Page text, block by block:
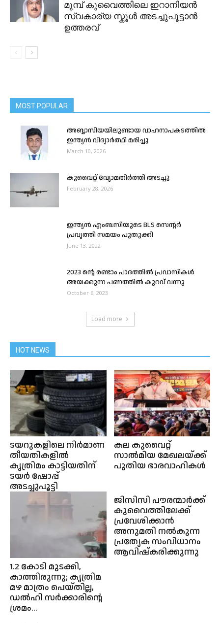
മുമ്പ് കുവൈത്തിലെ ഇറാനിയൻ
സ്വകാര്യ സ്കൂൾ അടച്ചുപൂട്ടാൻ
ഉത്തരവ്
MOST POPULAR
അബ്ബാസിയയിലുണ്ടായ വാഹനാപകടത്തിൽ
ഇന്ത്യൻ വിദ്യാർത്ഥി മരിച്ചു
March 10, 2026
കുവൈറ്റ്‌ വ്യോമതിർത്തി അടച്ചു
February 28, 2026
ഇന്ത്യൻ എംബസിയുടെ BLS സെന്റർ
പ്രവൃത്തി സമയം പുതുക്കി
June 13, 2022
2023 ന്റെ രണ്ടാം പാദത്തിൽ പ്രവാസികൾ
അയക്കുന്ന പണത്തിൽ കുറവ് വന്നു
October 6, 2023
Load more
HOT NEWS
ടയറുകളിലെ നിർമാണ
തീയതികളിൽ
കൃത്രിമം കാട്ടിയതിന്
ടയർ ഷോപ്പ്
അടച്ചുപൂട്ടി
കല കുവൈറ്റ്‌
സാൽമിയ മേഖലയ്ക്ക്
പുതിയ ഭാരവാഹികൾ
1.2 കോടി മുടക്കി,
കാത്തിരുന്നു; കൃത്രിമ
മഴ മാത്രം പെയ്തില്ല,
ഡല്‍ഹി സര്‍ക്കാരിന്റെ
ശ്രമം...
ജിസിസി പൗരന്മാർക്ക്
കുവൈത്തിലേക്ക്
പ്രവേശിക്കാൻ
അനുമതി നൽകുന്ന
പ്രത്യേക സംവിധാനം
ആവിഷ്കരിക്കുന്നു